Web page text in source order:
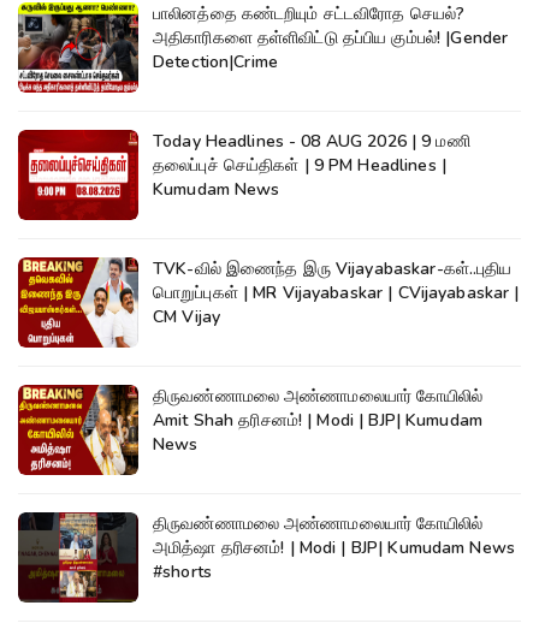
பாலினத்தை கண்டறியும் சட்டவிரோத செயல்?
அதிகாரிகளை தள்ளிவிட்டு தப்பிய கும்பல்! |Gender
Detection|Crime
Today Headlines - 08 AUG 2026 | 9 மணி
தலைப்புச் செய்திகள் | 9 PM Headlines |
Kumudam News
TVK-வில் இணைந்த இரு Vijayabaskar-கள்..புதிய
பொறுப்புகள் | MR Vijayabaskar | CVijayabaskar |
CM Vijay
திருவண்ணாமலை அண்ணாமலையார் கோயிலில்
Amit Shah தரிசனம்! | Modi | BJP| Kumudam
News
திருவண்ணாமலை அண்ணாமலையார் கோயிலில்
அமித்ஷா தரிசனம்! | Modi | BJP| Kumudam News
#shorts